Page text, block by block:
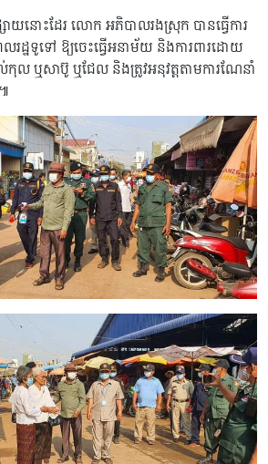
សាយនោះដែរ លោក អភិបាលរងស្រុក បានធ្វើការ
ដ្ឋទូទៅ ឱ្យចេះធ្វើអនាម័យ និងការពារដោយ
ល ឬសាប៊ូ ឬជែល និងត្រូវអនុវត្តតាមការណែនាំ